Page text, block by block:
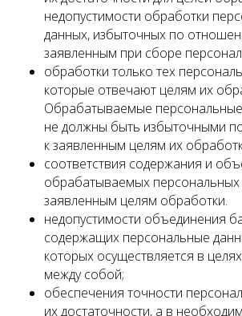
недопустимости обработки
данных, избыточных по
заявленным при сборе
обработки только тех
которые отвечают целям их
Обрабатываемые
не должны быть избыточными
к заявленным целям их
соответствия содержания и
обрабатываемых
заявленным целям обработки.
недопустимости объединения
содержащих персональные
которых осуществляется в
между собой;
обеспечения точности
их достаточности, а в